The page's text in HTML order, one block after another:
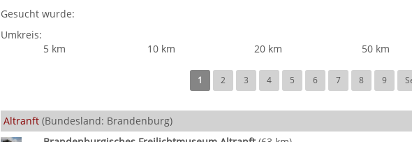
Gesucht wurde:
Umkreis:
5 km
10 km 20 km 50 km
1 2 3 4 5 6 7 8 9
Altranft (Bundesland: Brandenburg)